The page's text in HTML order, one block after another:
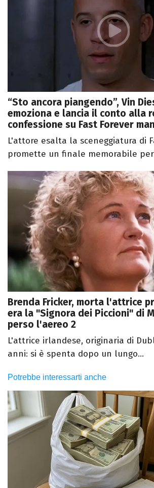
“Sto ancora piangendo”, Vin
emoziona e lancia il conto alla
confessione su Fast Forever
L'attore esalta la sceneggiatura di
promette un finale memorabile
Brenda Fricker, morta l'attrice
era la "Signora dei Piccioni" di
perso l'aereo 2
L'attrice irlandese, originaria di
anni: si è spenta dopo un lungo...